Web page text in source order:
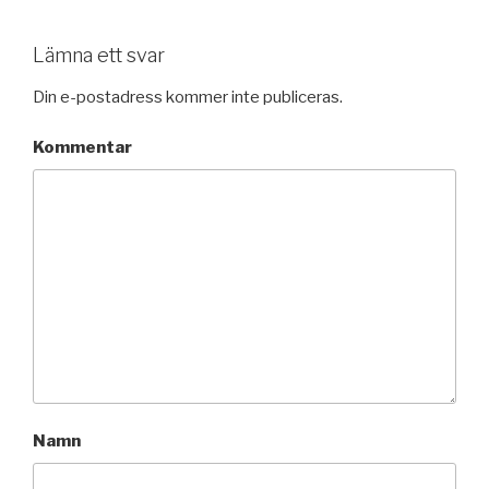
Lämna ett svar
Din e-postadress kommer inte publiceras.
Kommentar
Namn